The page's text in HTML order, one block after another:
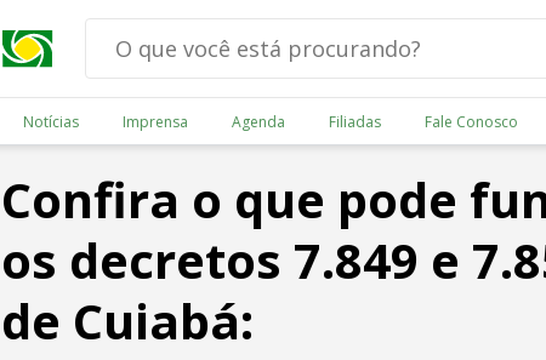
Notícias Imprensa Agenda Filiadas Fale Conosco
Confira o que pode
os decretos 7.849 e
de Cuiabá: